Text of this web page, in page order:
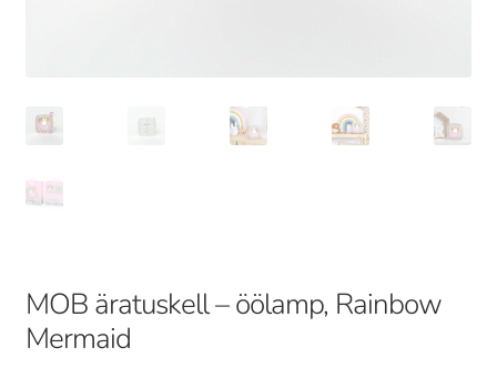
MOB äratuskell – öölamp, Rainbow
Mermaid